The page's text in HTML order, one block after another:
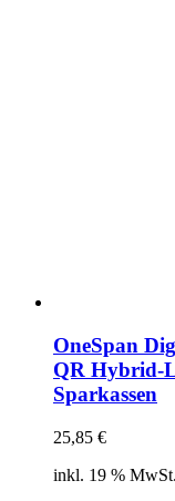
OneSpan
QR Hybrid-
Sparkassen
25,85 €
inkl. 19 % MwSt.